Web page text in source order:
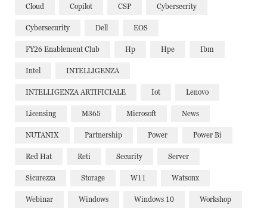
Cloud Copilot CSP Cybersecrity
Cybersecurity Dell EOS
FY26 Enablement Club Hp Hpe Ibm
Intel INTELLIGENZA
INTELLIGENZA ARTIFICIALE Iot Lenovo
Licensing M365 Microsoft News
NUTANIX Partnership Power Power Bi
Red Hat Reti Security Server
Sicurezza Storage W11 Watsonx
Webinar Windows Windows 10 Workshop